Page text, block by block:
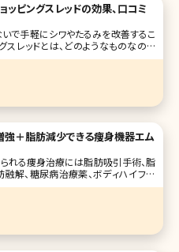
ッピングスレッドの効果、口コミ
で手軽にシワやたるみを改善するこ
スレッドとは、どのようなものなので
ットやデメリット、治療方法を紹介しま
＋脂肪減少できる痩身機器エム
れる痩身治療には脂肪吸引手術、脂
解、糖尿病治療薬、ボディハイフな
れがいいのか迷ってしまいますよね。
く筋肉増大も期待できるエムスカル
そ